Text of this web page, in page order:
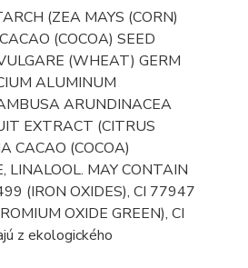
(ZEA MAYS (CORN)
(COCOA) SEED
(WHEAT) GERM
ALUMINUM
ARUNDINACEA
EXTRACT (CITRUS
CACAO (COCOA)
LINALOOL. MAY CONTAIN
(IRON OXIDES), CI 77947
OXIDE GREEN), CI
z ekologického